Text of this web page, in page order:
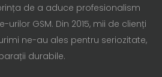
de a aduce profesionalism
GSM. Din 2015, mii de clienți
ne-au ales pentru seriozitate,
durabile.